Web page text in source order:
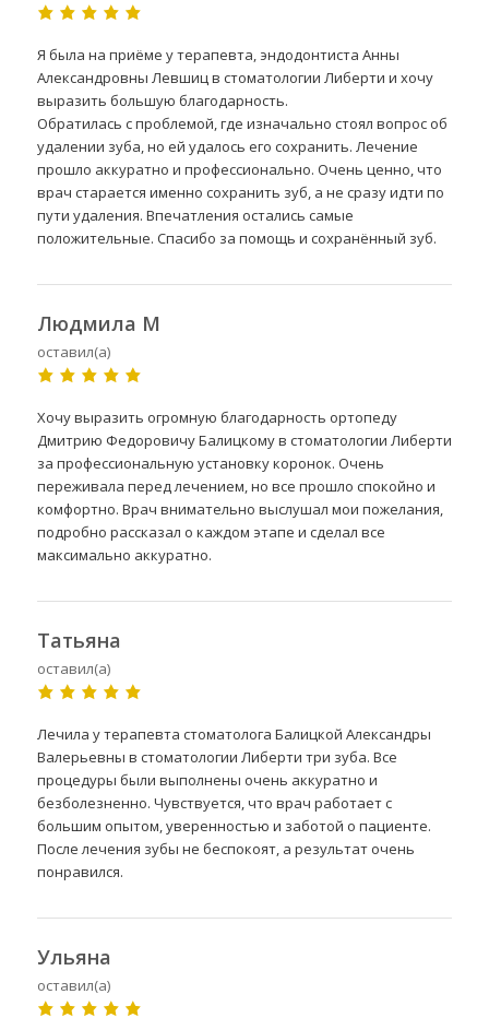
Я была на приёме у терапевта, эндодонтиста Анны
Александровны Левшиц в стоматологии Либерти и хочу
выразить большую благодарность.
Обратилась с проблемой, где изначально стоял вопрос об
удалении зуба, но ей удалось его сохранить. Лечение
прошло аккуратно и профессионально. Очень ценно, что
врач старается именно сохранить зуб, а не сразу идти по
пути удаления. Впечатления остались самые
положительные. Спасибо за помощь и сохранённый зуб.
Людмила М
оставил(а)
Хочу выразить огромную благодарность ортопеду
Дмитрию Федоровичу Балицкому в стоматологии Либерти
за профессиональную установку коронок. Очень
переживала перед лечением, но все прошло спокойно и
комфортно. Врач внимательно выслушал мои пожелания,
подробно рассказал о каждом этапе и сделал все
максимально аккуратно.
Татьяна
оставил(а)
Лечила у терапевта стоматолога Балицкой Александры
Валерьевны в стоматологии Либерти три зуба. Все
процедуры были выполнены очень аккуратно и
безболезненно. Чувствуется, что врач работает с
большим опытом, уверенностью и заботой о пациенте.
После лечения зубы не беспокоят, а результат очень
понравился.
Ульяна
оставил(а)